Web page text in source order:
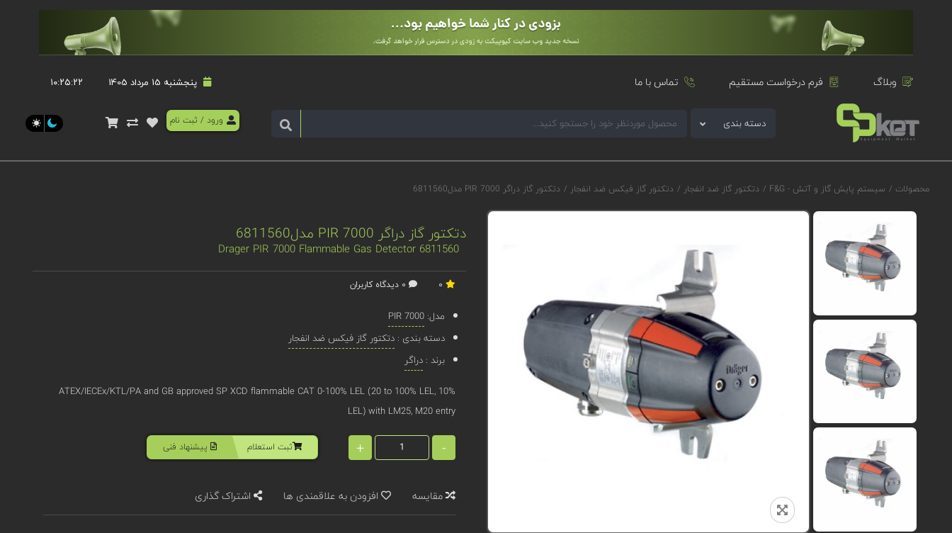
وبلاگ فرم درخواست مستقیم تماس با ما پنجشنبه 15 مرداد 1405 ۱۰:۲۵:۲۳
دسته بندی ورود / ثبت نام
محصولات / سیستم پایش گاز و آتش - F&G / دتکتور گاز ضد انفجار / دتکتور گاز فیکس ضد انفجار / دتکتور گاز دراگر PIR 7000 مدل6811560
دتکتور گاز دراگر PIR 7000 مدل6811560
6811560 Drager PIR 7000 Flammable Gas Detector
مدل: PIR 7000
دسته بندی : دتکتور گاز فیکس ضد انفجار
برند : دراگر
ATEX/IECEx/KTL/PA and GB approved SP XCD flammable CAT 0-100% LEL (20 to 100% LEL, 10%
LEL) with LM25, M20 entry
-
+ ثبت استعلام پیشنهاد فنی
مقایسه افزودن به علاقمندی ها اشتراک گذاری